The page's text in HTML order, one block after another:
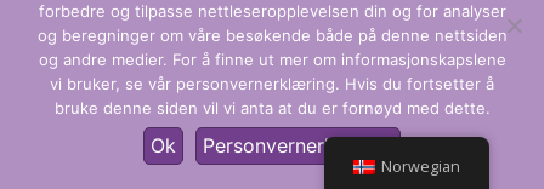
Vilkår og betingelser
Personvernregler
© CLARITY Learning Suite. Alle rettigheter forbeholdt.
Norwegian
forbedre og tilpasse nettleseropplevelsen din og for analyser
og beregninger om våre besøkende både på denne nettsiden
og andre medier. For å finne ut mer om informasjonskapslene
vi bruker, se vår personvernerklæring. Hvis du fortsetter å
bruke denne siden vil vi anta at du er fornøyd med dette.
Ok Personvernerklæring